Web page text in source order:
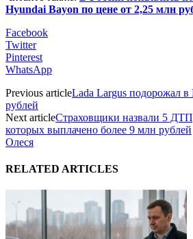
Hyundai Bayon по цене от 2,25 млн
Facebook
Twitter
Pinterest
WhatsApp
Previous articleLada Largus подорожал
рублей
Next articleСтраховщики назвали 5
которых выплачено более 9 млн рублей
Олеся
RELATED ARTICLES